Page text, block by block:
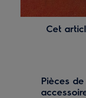
Cet
Pièces